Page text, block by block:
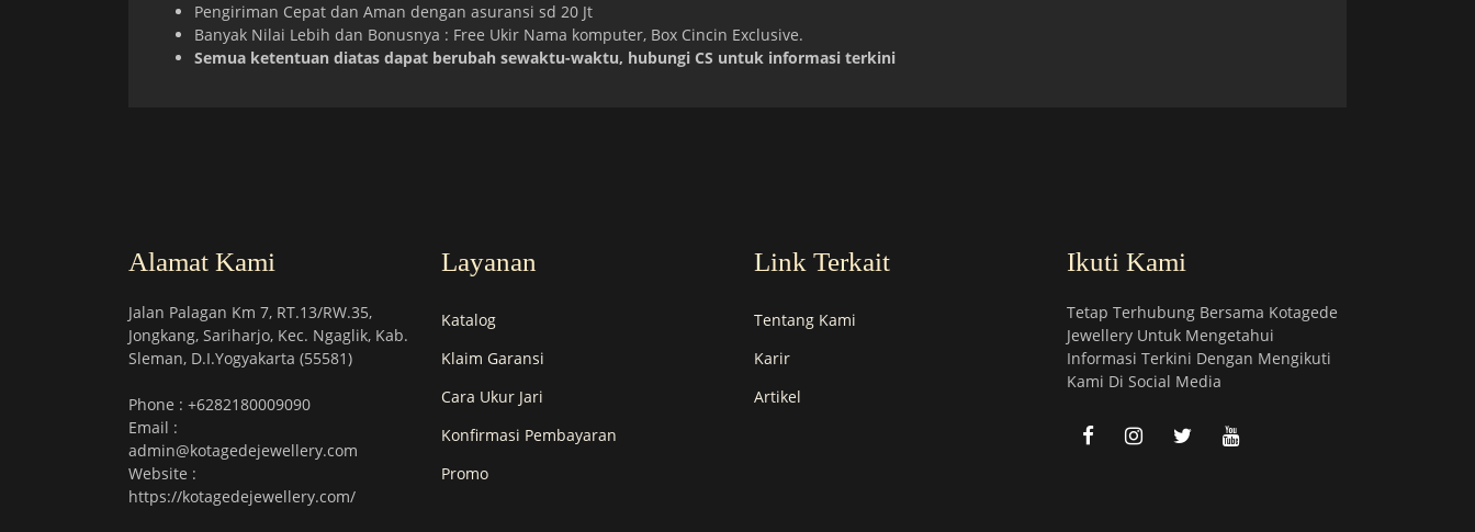
Pengiriman Cepat dan Aman dengan asuransi sd 20 Jt
Banyak Nilai Lebih dan Bonusnya : Free Ukir Nama komputer, Box Cincin Exclusive.
Semua ketentuan diatas dapat berubah sewaktu-waktu, hubungi CS untuk informasi terkini
Alamat Kami
Jalan Palagan Km 7, RT.13/RW.35,
Jongkang, Sariharjo, Kec. Ngaglik, Kab.
Sleman, D.I.Yogyakarta (55581)
Phone : +6282180009090
Email :
admin@kotagedejewellery.com
Website :
https://kotagedejewellery.com/
Layanan
Katalog
Klaim Garansi
Cara Ukur Jari
Konfirmasi Pembayaran
Promo
Link Terkait
Tentang Kami
Karir
Artikel
Ikuti Kami
Tetap Terhubung Bersama Kotagede
Jewellery Untuk Mengetahui
Informasi Terkini Dengan Mengikuti
Kami Di Social Media